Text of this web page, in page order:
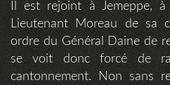
Il est rejoint à Jemeppe,
Lieutenant Moreau de sa
ordre du Général Daine de
se voit donc forcé de
cantonnement. Non sans